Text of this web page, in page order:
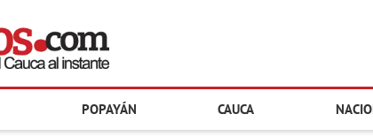
POPAYÁN CAUCA